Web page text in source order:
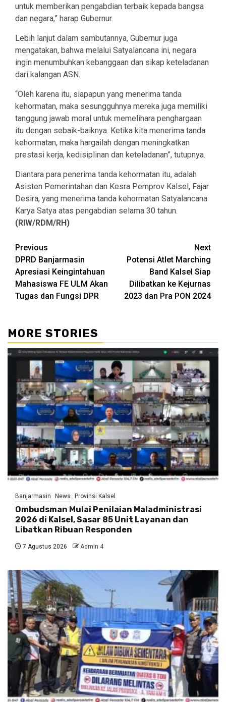
untuk memberikan pengabdian terbaik kepada bangsa
dan negara,” harap Gubernur.
Lebih lanjut dalam sambutannya, Gubernur juga
mengatakan, bahwa melalui Satyalancana ini, negara
ingin menumbuhkan kebanggaan dan sikap keteladanan
dari kalangan ASN.
“Oleh karena itu, siapapun yang menerima tanda
kehormatan, maka sesungguhnya mereka juga memiliki
tanggung jawab moral untuk memelihara penghargaan
itu dengan sebaik-baiknya. Ketika kita menerima tanda
kehormatan, maka hargailah dengan meningkatkan
prestasi kerja, kedisiplinan dan keteladanan”, tutupnya.
Diantara para penerima tanda kehormatan itu, adalah
Asisten Pemerintahan dan Kesra Pemprov Kalsel, Fajar
Desira, yang menerima tanda kehormatan Satyalancana
Karya Satya atas pengabdian selama 30 tahun.
(RIW/RDM/RH)
Continue
Reading
Previous
DPRD Banjarmasin
Apresiasi Keingintahuan
Mahasiswa FE ULM Akan
Tugas dan Fungsi DPR
Next
Potensi Atlet Marching
Band Kalsel Siap
Dilibatkan ke Kejurnas
2023 dan Pra PON 2024
MORE STORIES
Banjarmasin News Provinsi Kalsel
Ombudsman Mulai Penilaian Maladministrasi
2026 di Kalsel, Sasar 85 Unit Layanan dan
Libatkan Ribuan Responden
7 Agustus 2026 Admin 4